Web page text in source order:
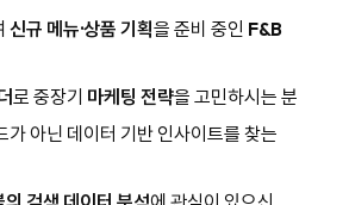
신규 메뉴·상품 기획을 준비 중인 F&B
로 중장기 마케팅 전략을 고민하시는 분
가 아닌 데이터 기반 인사이트를 찾는